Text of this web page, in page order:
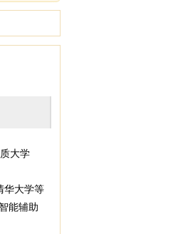
大学
华大学等
能辅助